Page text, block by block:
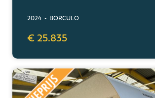
2024 - BORCULO
€ 25.835